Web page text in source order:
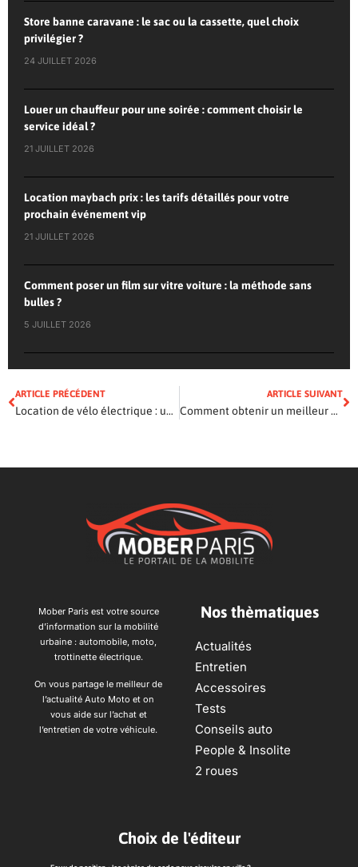
Store banne caravane : le sac ou la cassette, quel choix
privilégier ?
24 JUILLET 2026
Louer un chauffeur pour une soirée : comment choisir le
service idéal ?
21 JUILLET 2026
Location maybach prix : les tarifs détaillés pour votre
prochain événement vip
21 JUILLET 2026
Comment poser un film sur vitre voiture : la méthode sans
bulles ?
5 JUILLET 2026
ARTICLE PRÉCÉDENT
Location de vélo électrique : une solution d’avenir
ARTICLE SUIVANT
Comment obtenir un meilleur prêt automobile si vous avez un mauvais crédit
Mober Paris est votre source
d’information sur la mobilité
urbaine : automobile, moto,
trottinette électrique.
On vous partage le meilleur de
l’actualité Auto Moto et on
vous aide sur l’achat et
l’entretien de votre véhicule.
Nos thèmatiques
Actualités
Entretien
Accessoires
Tests
Conseils auto
People & Insolite
2 roues
Choix de l'éditeur